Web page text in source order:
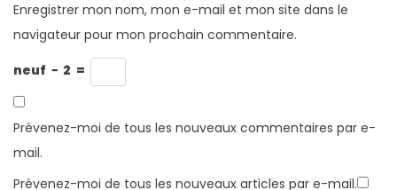
Enregistrer mon nom, mon e-mail et mon site dans le
navigateur pour mon prochain commentaire.
neuf − 2 =
Prévenez-moi de tous les nouveaux commentaires par e-
mail.
Prévenez-moi de tous les nouveaux articles par e-mail.